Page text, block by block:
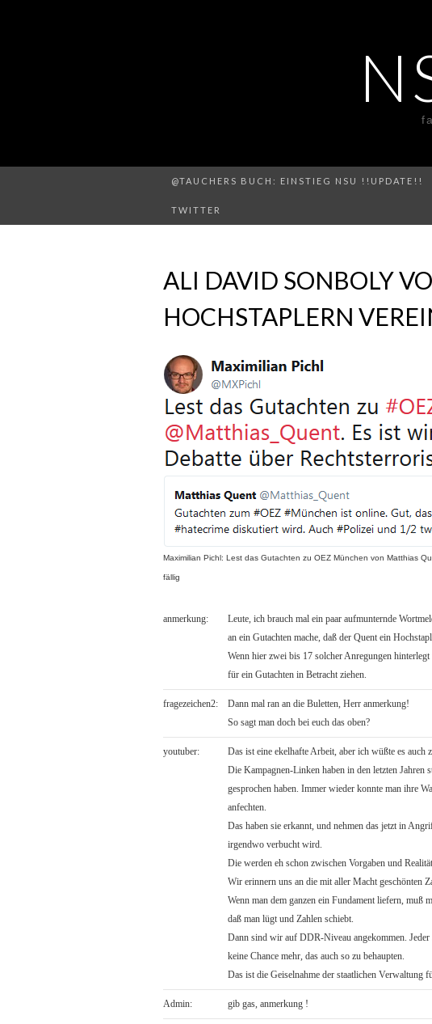
@TAUCHERS BUCH: EINSTIEG NSU !!UPDATE!!
TWITTER
ALI DAVID SONBOLY
HOCHSTAPLERN
Maximilian Pichl: Lest das Gutachten zu OEZ München von Matthias
fällig
anmerkung:
Leute, ich brauch mal ein paar aufmunternde
an ein Gutachten mache, daß der Quent ein
Wenn hier zwei bis 17 solcher Anregungen
für ein Gutachten in Betracht ziehen.
fragezeichen2:
Dann mal ran an die Buletten, Herr anmerkung!
So sagt man doch bei euch das oben?
youtuber:
Das ist eine ekelhafte Arbeit, aber ich wüßte es auch
Die Kampagnen-Linken haben in den letzten Jahren
gesprochen haben. Immer wieder konnte man ihre
anfechten.
Das haben sie erkannt, und nehmen das jetzt in
irgendwo verbucht wird.
Die werden eh schon zwischen Vorgaben und
Wir erinnern uns an die mit aller Macht geschönten
Wenn man dem ganzen ein Fundament liefern, muß
daß man lügt und Zahlen schiebt.
Dann sind wir auf DDR-Niveau angekommen.
keine Chance mehr, das auch so zu behaupten.
Das ist die Geiselnahme der staatlichen Verwaltung
Admin: gib gas, anmerkung !